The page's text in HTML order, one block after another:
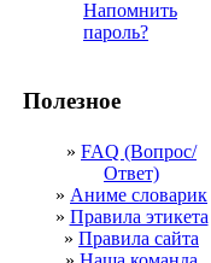
Напомнить
пароль?
Полезное
» FAQ (Вопрос/
Ответ)
» Аниме словарик
» Правила этикета
» Правила сайта